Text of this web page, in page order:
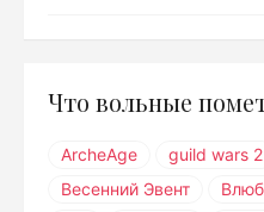
Что вольные
ArcheAge guild wars 2
Весенний Эвент